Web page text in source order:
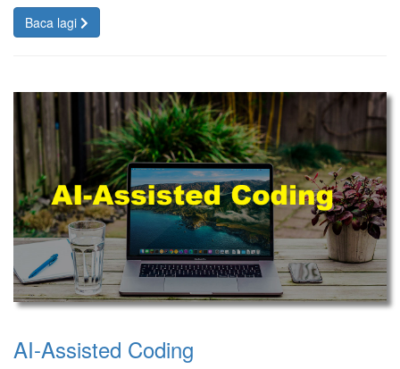
Baca lagi
AI-Assisted Coding